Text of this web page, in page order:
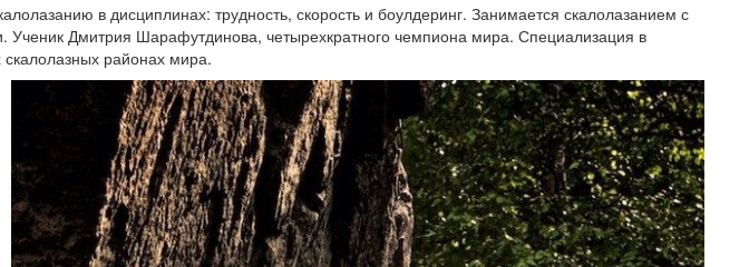
в дисциплинах: трудность, скорость и боулдеринг. Занимается скалолазанием с
Ученик Дмитрия Шарафутдинова, четырехкратного чемпиона мира. Специализация в
скалолазных районах мира.